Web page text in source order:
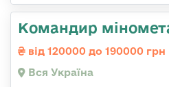
Командир
від 120000 до 190000 грн
Вся Україна